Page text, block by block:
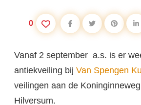
0
Vanaf 2 september a.s. is er
antiekveiling bij Van Spengen
veilingen aan de
Hilversum.